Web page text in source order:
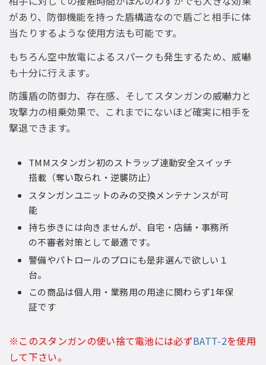
があり、防御機能を持った盾構造なので盾ごと相手に体
当たりするような使用方法も可能です。
もちろん空中放電によるスパークも発生するため、威嚇
も十分に行えます。
防護盾の防御力、存在感、そしてスタンガンの威嚇力と
攻撃力の相乗効果で、これまでにないほど確実に相手を
撃退できます。
TMMスタンガン初のストラップ連動安全スイッチ
搭載（奪い取られ・逆襲防止）
スタンガンユニットのみの交換メンテナンスが可
能
持ち歩きには向きませんが、自宅・店舗・事務所
の不審者対策として最適です。
警備やパトロールのプロにも是非選んで欲しい１
台。
この商品は個人用・業務用の用途に関わらず1年保
証です
※このスタンガンの使い捨て電池には必ずBATT-2を使用
して下さい。